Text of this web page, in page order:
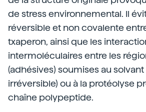
de stress environnemental. Il
réversible et non covalente
txaperon, ainsi que les
intermoléculaires entre les
(adhésives) soumises au
irréversible) ou à la protéolyse
chaîne polypeptide.